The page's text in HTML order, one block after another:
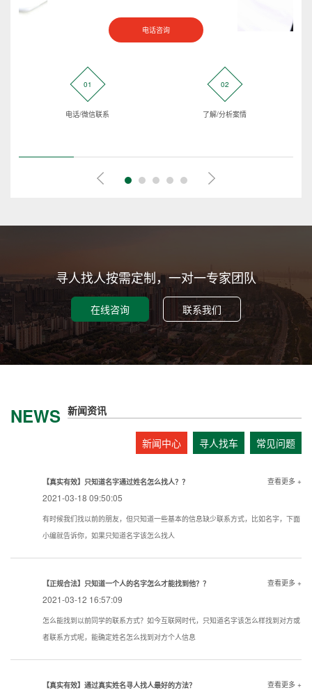
电话咨询
01
电话/微信联系
02
了解/分析案情
寻人找人按需定制，一对一专家团队
在线咨询 联系我们
NEWS 新闻资讯
新闻中心 寻人找车 常见问题
【真实有效】只知道名字通过姓名怎么找人？？
2021-03-18 09:50:05
查看更多 +
有时候我们找以前的朋友，但只知道一些基本的信息缺少联系方式，比如名字，下面
小编就告诉你，如果只知道名字该怎么找人
【正规合法】只知道一个人的名字怎么才能找到他？？
2021-03-12 16:57:09
查看更多 +
怎么能找到以前同学的联系方式？如今互联网时代，只知道名字该怎么样找到对方或
者联系方式呢，能确定姓名怎么找到对方个人信息
【真实有效】通过真实姓名寻人找人最好的方法？ 查看更多 +